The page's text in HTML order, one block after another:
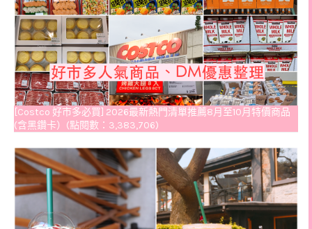
[Costco 好市多必買] 2026最新熱門清單推薦8月至10月特價商品
(含黑鑽卡）(點閱數：3,383,706)